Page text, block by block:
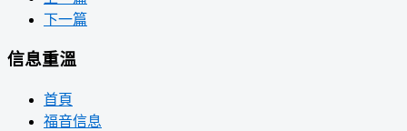
下一篇
信息重溫
首頁
福音信息